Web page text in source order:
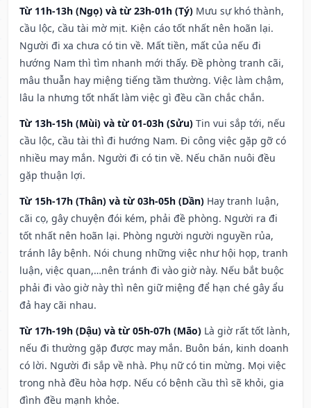
Từ 11h-13h (Ngọ) và từ 23h-01h (Tý) Mưu sự khó thành,
cầu lộc, cầu tài mờ mịt. Kiện cáo tốt nhất nên hoãn lại.
Người đi xa chưa có tin về. Mất tiền, mất của nếu đi
hướng Nam thì tìm nhanh mới thấy. Đề phòng tranh cãi,
mâu thuẫn hay miệng tiếng tầm thường. Việc làm chậm,
lâu la nhưng tốt nhất làm việc gì đều cần chắc chắn.
Từ 13h-15h (Mùi) và từ 01-03h (Sửu) Tin vui sắp tới, nếu
cầu lộc, cầu tài thì đi hướng Nam. Đi công việc gặp gỡ có
nhiều may mắn. Người đi có tin về. Nếu chăn nuôi đều
gặp thuận lợi.
Từ 15h-17h (Thân) và từ 03h-05h (Dần) Hay tranh luận,
cãi cọ, gây chuyện đói kém, phải đề phòng. Người ra đi
tốt nhất nên hoãn lại. Phòng người người nguyền rủa,
tránh lây bệnh. Nói chung những việc như hội họp, tranh
luận, việc quan,…nên tránh đi vào giờ này. Nếu bắt buộc
phải đi vào giờ này thì nên giữ miệng để hạn ché gây ẩu
đả hay cãi nhau.
Từ 17h-19h (Dậu) và từ 05h-07h (Mão) Là giờ rất tốt lành,
nếu đi thường gặp được may mắn. Buôn bán, kinh doanh
có lời. Người đi sắp về nhà. Phụ nữ có tin mừng. Mọi việc
trong nhà đều hòa hợp. Nếu có bệnh cầu thì sẽ khỏi, gia
đình đều mạnh khỏe.